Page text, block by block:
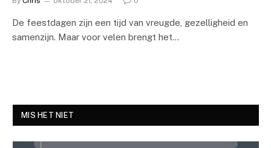
De feestdagen zijn een tijd van vreugde, gezelligheid en
samenzijn. Maar voor velen brengt het…
MIS HET NIET